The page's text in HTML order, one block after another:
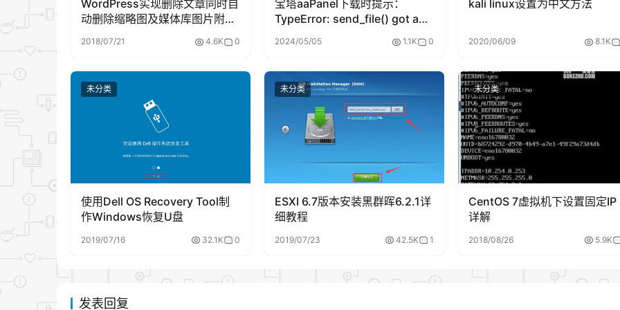
WordPress实现删除文章同时自
动删除缩略图及媒体库图片附件
2018/07/21 4.6K 0
宝塔aaPanel下载时提示：
TypeError: send_file() got an
argument ‘add_etags’
2024/05/05 1.1K 0
kali linux设置为中文方法
2020/06/09 8.1K
未分类
使用Dell OS Recovery Tool制
作Windows恢复U盘
2019/07/16 32.1K 0
未分类
ESXI 6.7版本安装黑群晖6.2.1详
细教程
2019/07/23 42.5K 1
未分类
CentOS 7虚拟机下设置固定IP
详解
2018/08/26 5.9K
发表回复